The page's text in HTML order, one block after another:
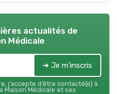
actualités de
Médicale
➔ Je m'inscris
j’accepte d’être contacté(e) à
Maison Médicale et ses